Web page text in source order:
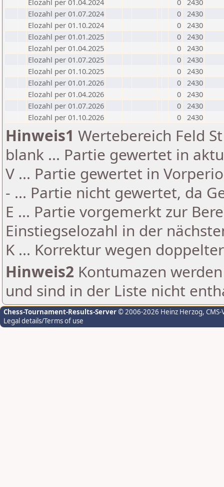
Elozahl per 01.04.2024
0 2430
Elozahl per 01.07.2024
0 2430
Elozahl per 01.10.2024
0 2430
Elozahl per 01.01.2025
0 2430
Elozahl per 01.04.2025
0 2430
Elozahl per 01.07.2025
0 2430
Elozahl per 01.10.2025
0 2430
Elozahl per 01.01.2026
0 2430
Elozahl per 01.04.2026
0 2430
Elozahl per 01.07.2026
0 2430
Elozahl per 01.10.2026
0 2430
Hinweis1 Wertebereich Feld
blank ... Partie gewertet in
V ... Partie gewertet in
- ... Partie nicht gewertet, da
E ... Partie vorgemerkt zur
Einstiegselozahl in der
K ... Korrektur wegen
Hinweis2 Kontumazen
und sind in der Liste nicht
Chess-Tournament-Results-Server© 2006-2026 Heinz Herzog,
Legal details/Terms of use